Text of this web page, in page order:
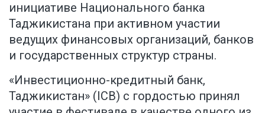
инициативе Национального банка
Таджикистана при активном участии
ведущих финансовых организаций, банков
и государственных структур страны.
«Инвестиционно-кредитный банк,
Таджикистан» (ICB) с гордостью принял